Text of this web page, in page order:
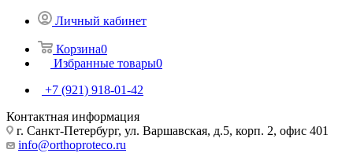
Личный кабинет
Корзина0
Избранные товары0
+7 (921) 918-01-42
Контактная информация
г. Санкт-Петербург, ул. Варшавская, д.5, корп. 2, офис 401
info@orthoproteco.ru